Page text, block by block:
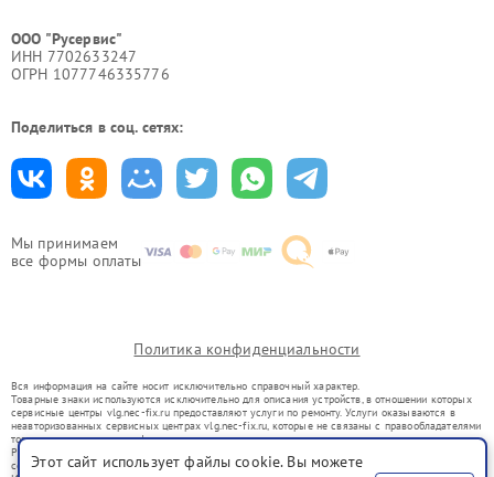
Мы принимаем
все формы оплаты
ООО "Русервис"
ИНН 7702633247
ОГРН 1077746335776
Поделиться в соц. сетях:
Политика конфиденциальности
Вся информация на сайте носит исключительно справочный характер.
Товарные знаки используются исключительно для описания устройств, в отношении которых
сервисные центры vlg.nec-fix.ru предоставляют услуги по ремонту. Услуги оказываются в
неавторизованных сервисных центрах vlg.nec-fix.ru, которые не связаны с правообладателями
товарных знаков или их официальными представителями.
Ремонт осуществляется для устройств, уже введенных в гражданский оборот в соответствии
со статьей 1487 ГК РФ.
Этот сайт использует файлы cookie. Вы можете